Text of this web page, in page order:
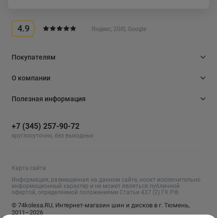
4.9 Яндекс, 2GIS, Google
Покупателям
О компании
Полезная информация
+7 (345) 257-90-72
круглосуточно, без выходных
Карта сайта
Информация, размещенная на данном сайте, носит исключительно
информационный характер и не может являться публичной
офертой, определяемой положениями Статьи 437 (2) ГК РФ.
© 74kolesa.RU, Интернет-магазин шин и дисков в г. Тюмень,
2011–2026